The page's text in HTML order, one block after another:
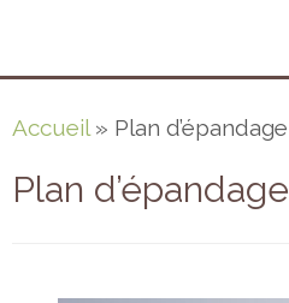
auAccueil » Plan d’épandage
Plan d’épandage